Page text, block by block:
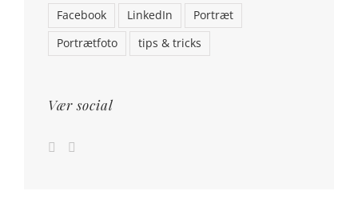
Facebook LinkedIn
Portræt
Portrætfoto
tips & tricks
Vær social